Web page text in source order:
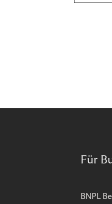
Für
BNPL